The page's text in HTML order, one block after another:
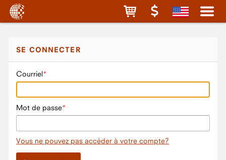
SE CONNECTER
Courriel
Mot de passe
Vous ne pouvez pas accéder à votre compte?